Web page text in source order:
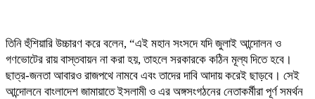
তিনি হুঁশিয়ারি উচ্চারণ করে বলেন, “এই মহান সংসদে যদি জুলাই আন্দোলন ও
গণভোটের রায় বাস্তবায়ন না করা হয়, তাহলে সরকারকে কঠিন মূল্য দিতে হবে।
ছাত্র-জনতা আবারও রাজপথে নামবে এবং তাদের দাবি আদায় করেই ছাড়বে। সেই
আন্দোলনে বাংলাদেশ জামায়াতে ইসলামী ও এর অঙ্গসংগঠনের নেতাকর্মীরা পূর্ণ সমর্থন